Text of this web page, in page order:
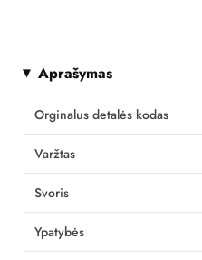
Aprašymas
Orginalus detalės kodas
Varžtas
Svoris
Ypatybės